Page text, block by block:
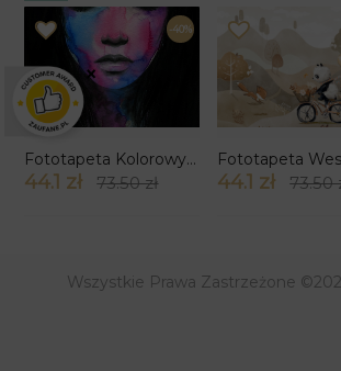
-40%
Fototapeta Kolorowy Makijaż wzór 2
44.1 zł 73.50 zł 44.1 zł 73.50
Wszystkie Prawa Zastrzeżone
×